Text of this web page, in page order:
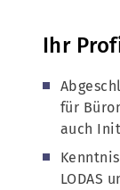
Ihr
für
auch
LODAS